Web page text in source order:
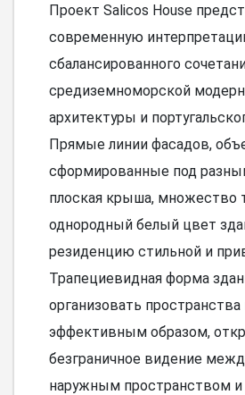
Проект Salicos House
современную
сбалансированного
средиземноморской
архитектуры и
Прямые линии фасадов,
сформированные под
плоская крыша, множество
однородный белый цвет
резиденцию стильной и
Трапециевидная форма
организовать пространства
эффективным образом,
безграничное видение
наружным пространством и